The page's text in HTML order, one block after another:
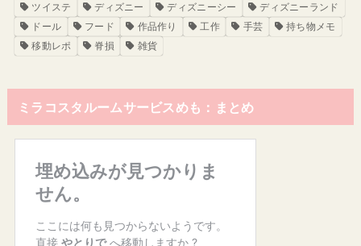
ツイステ
ディズニー ディズニーシー
ディズニーランド
ドール
フード 作品作り 工作 手芸
持ち物メモ
移動レポ
脊損 雑貨
ミラコスタルームサービスめも：まとめ